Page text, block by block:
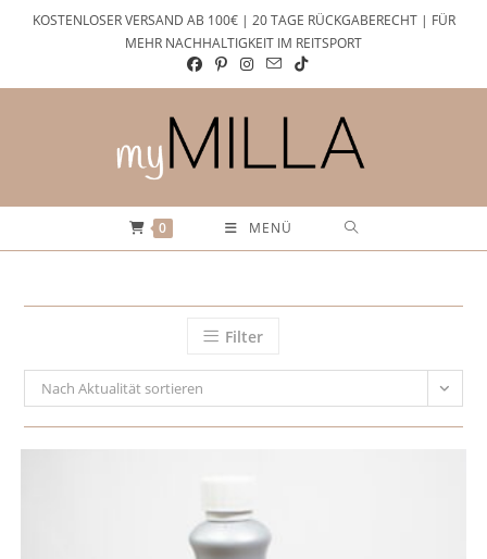
KOSTENLOSER VERSAND AB 100€ | 20 TAGE RÜCKGABERECHT | FÜR
MEHR NACHHALTIGKEIT IM REITSPORT
0 MENÜ
Filter
Nach Aktualität sortieren